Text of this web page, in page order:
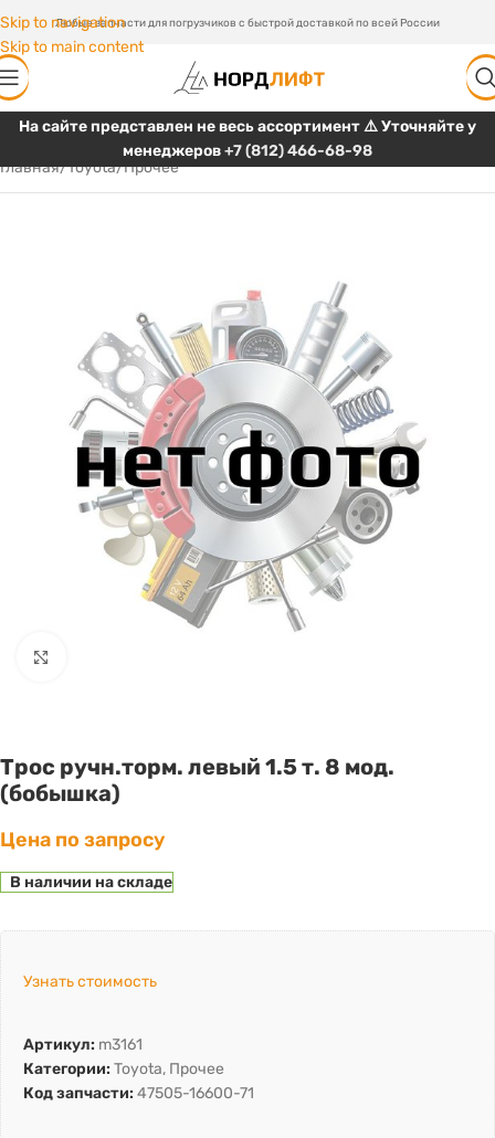
Skip to navigation
Skip to main content
Любые запчасти для погрузчиков с быстрой доставкой по всей России
На сайте представлен не весь ассортимент ⚠️ Уточняйте у
менеджеров+7 (812) 466-68-98
Главная/Toyota/Прочее
Трос ручн.торм. левый 1.5 т. 8 мод.
(бобышка)
Цена по запросу
В наличии на складе
Узнать стоимость
Артикул: m3161
Категории: Toyota, Прочее
Код запчасти: 47505-16600-71